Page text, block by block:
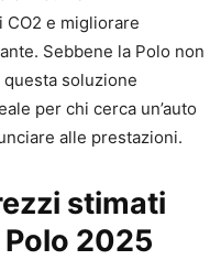
e migliorare
Sebbene la Polo non
soluzione
per chi cerca un’auto
alle prestazioni.
stimati
2025